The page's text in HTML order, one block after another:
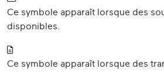
Ce symbole apparaît lorsque des
disponibles.
Ce symbole apparaît lorsque des